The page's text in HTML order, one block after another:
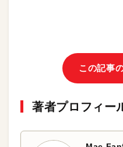
この記事
著者プロフィー